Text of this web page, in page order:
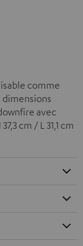
comme
dimensions
avec
cm / L 31,1 cm